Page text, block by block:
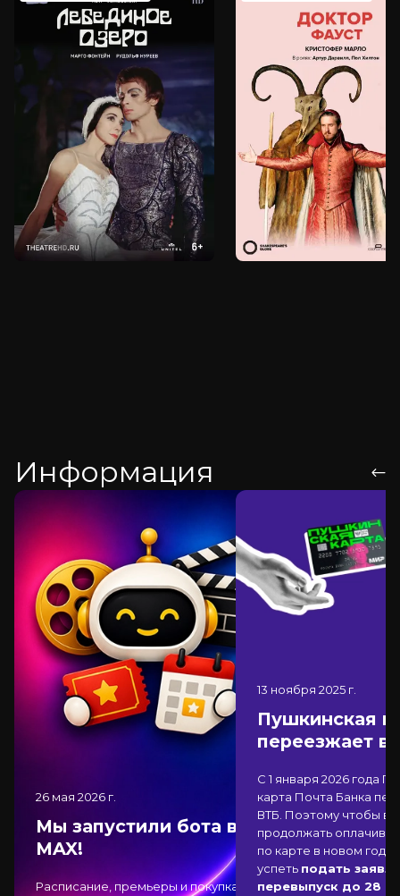
Информация
26 мая 2026 г.
Мы запустили бота в
MAX!
Расписание, премьеры и покупка
13 ноября 2025 г.
Пушкинская
переезжает в
С 1 января 2026 года
карта Почта Банка
ВТБ . Поэтому чтобы
продолжать
по карте в новом
успеть подать
перевыпуск до 28